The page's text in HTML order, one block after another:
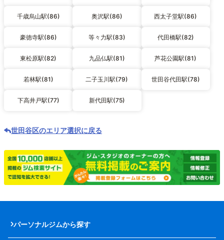
千歳烏山駅(86) 奥沢駅(86) 西太子堂駅(86)
豪徳寺駅(86) 等々力駅(83) 代田橋駅(82)
東松原駅(82) 九品仏駅(81) 芦花公園駅(81)
若林駅(81) 二子玉川駅(79) 世田谷代田駅(78)
下高井戸駅(77) 新代田駅(75)
世田谷区のエリア選択に戻る
パーソナルジムから探す